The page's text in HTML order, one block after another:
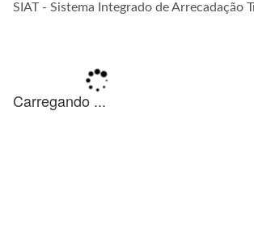
SIAT - Sistema Integrado de Arrecadação